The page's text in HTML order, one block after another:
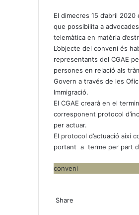
h
a
t
s
A
e
l
e
g
r
El dimecres 15 d’abril
que possibilita a
telemàtica en matèria
L’objecte del conveni és
representants del CGAE
persones en relació als
Govern a través de les
Immigració.
El CGAE crearà en el
corresponent protocol
per actuar.
El protocol d’actuació així
portant a terme per part
conveni
h
e
Share